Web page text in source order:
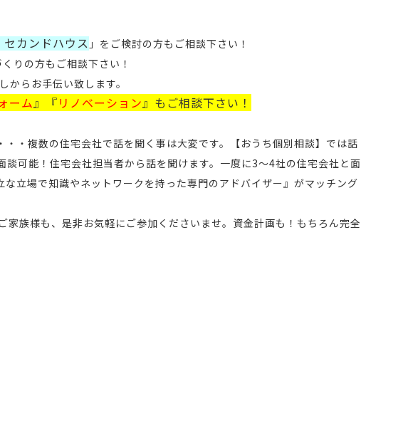
カンドハウス 」 をご検討の方もご相談下さい！
りの方もご相談下さい！
からお手伝い致します。
ーム 』 『リノベーション 』 もご相談下さい！
・複数の住宅会社で話を聞く事は大変です。【おうち個別相談】では話
可能！住宅会社担当者から話を聞けます。一度に3～4社の住宅会社と面
立場で知識やネットワークを持った専門のアドバイザー』がマッチング
族様も、是非お気軽にご参加くださいませ。資金計画も！もちろん完全